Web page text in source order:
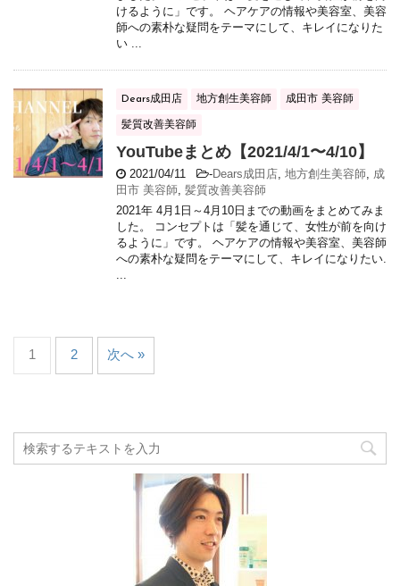
けるように」です。 ヘアケアの情報や美容室、美容
師への素朴な疑問をテーマにして、キレイになりた
い ...
Dears成田店 地方創生美容師 成田市 美容師
髪質改善美容師
YouTubeまとめ【2021/4/1〜4/10】
2021/04/11 -Dears成田店, 地方創生美容師, 成
田市 美容師, 髪質改善美容師
2021年 4月1日～4月10日までの動画をまとめてみま
した。 コンセプトは「髪を通じて、女性が前を向け
るように」です。 ヘアケアの情報や美容室、美容師
への素朴な疑問をテーマにして、キレイになりたい.
...
1 2 次へ »